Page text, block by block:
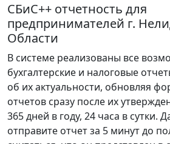
СБиС++ отчетность для
предпринимателей г.
Области
В системе реализованы все
бухгалтерские и налоговые
об их актуальности, обновляя
отчетов сразу после их
365 дней в году, 24 часа в сутки.
отправите отчет за 5 минут до